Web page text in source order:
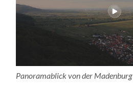
Panoramablick von der Madenburg